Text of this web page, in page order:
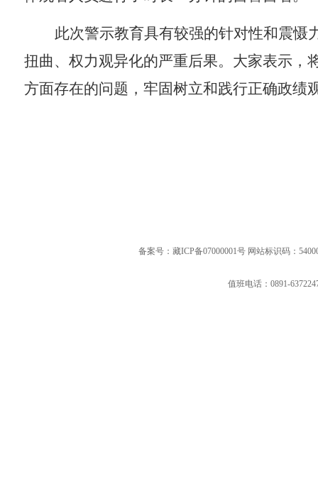
此次警示教育具有较强的针对性和震慑
扭曲、权力观异化的严重后果。大家表示，
方面存在的问题，牢固树立和践行正确政绩
备案号：藏ICP备07000001号 网站标识码：
值班电话：0891-